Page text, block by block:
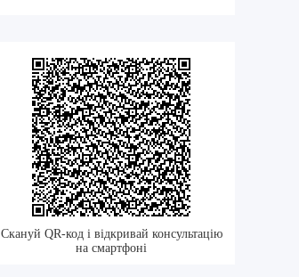
Скануй QR-код і відкривай консультацію
на смартфоні